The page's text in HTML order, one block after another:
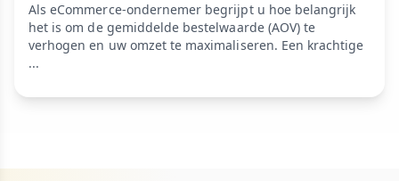
Als eCommerce-ondernemer begrijpt u hoe belangrijk
het is om de gemiddelde bestelwaarde (AOV) te
verhogen en uw omzet te maximaliseren. Een krachtige
...